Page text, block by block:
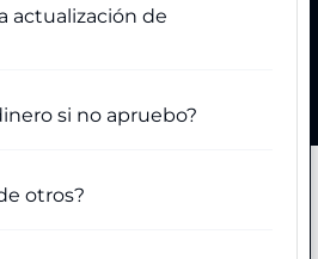
actualización de
si no apruebo?
otros?